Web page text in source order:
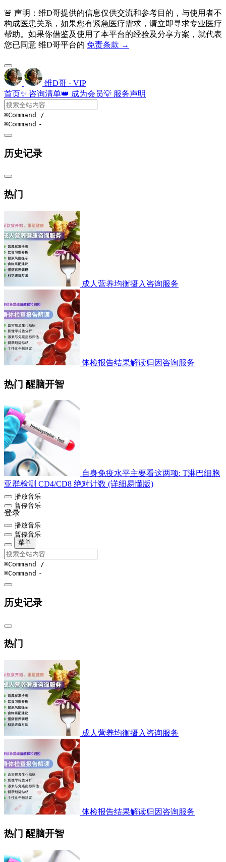
🚨 声明：维D哥提供的信息仅供交流和参考目的，与使用者不
构成医患关系，如果您有紧急医疗需求，请立即寻求专业医疗
帮助。如果你借鉴及使用了本平台的经验及分享方案，就代表
您已同意 维D哥平台的 免责条款 →
维D哥 · VIP
首页✨ 咨询清单👑 成为会员💡 服务声明
⌘Command /
⌘Command -
历史记录
热门
成人营养均衡摄入咨询服务
体检报告结果解读归因咨询服务
热门 醒脑开智
自身免疫水平主要看这两项: T淋巴细胞
亚群检测 CD4/CD8 绝对计数 (详细易懂版)
播放音乐
暂停音乐
登录
播放音乐
暂停音乐
菜单
⌘Command /
⌘Command -
历史记录
热门
成人营养均衡摄入咨询服务
体检报告结果解读归因咨询服务
热门 醒脑开智